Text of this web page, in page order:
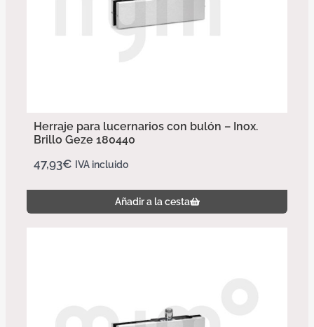
Herraje para lucernarios con bulón – Inox.
Brillo Geze 180440
47,93€ IVA incluido
Añadir a la cesta